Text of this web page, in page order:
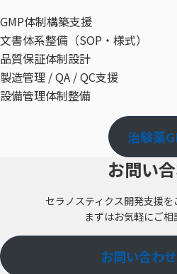
GMP体制構築支援
文書体系整備（SOP・様式）
品質保証体制設計
製造管理 / QA / QC支援
設備管理体制整備
治験薬
お問い
セラノスティクス開発支援を
まずはお気軽にご相
お問い合わ